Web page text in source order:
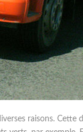
raisons.